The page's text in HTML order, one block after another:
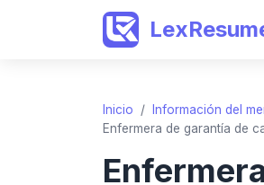
Inicio / Información del
Enfermera de garantía de